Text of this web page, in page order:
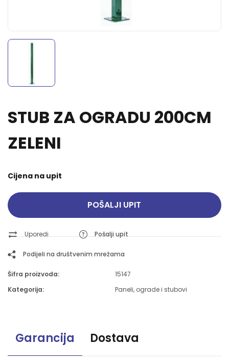
STUB ZA OGRADU 200CM
ZELENI
Cijena na upit
POŠALJI UPIT
Uporedi Pošalji upit
Podijeli na društvenim mrežama
Šifra proizvoda:
15147
Kategorija:
Paneli, ograde i stubovi
Garancija Dostava